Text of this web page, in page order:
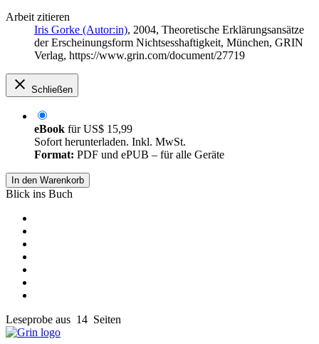
Arbeit zitieren
Iris Gorke (Autor:in), 2004, Theoretische Erklärungsansätze
der Erscheinungsform Nichtsesshaftigkeit, München, GRIN
Verlag, https://www.grin.com/document/27719
Schließen
eBook fürUS$ 15,99
Sofort herunterladen. Inkl. MwSt.
Format: PDF und ePUB – für alle Geräte
In den Warenkorb
Blick ins Buch
Leseprobe aus 14 Seiten